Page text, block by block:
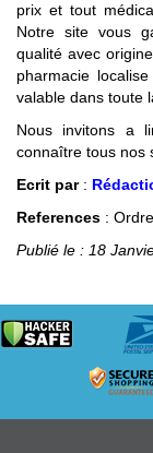
prix et tout
Notre site vous
qualité avec
pharmacie
valable dans toute
Nous invitons a
connaître tous nos
Ecrit par:
References :
Publié le : 18